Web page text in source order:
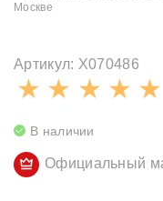
Москве
Артикул: X070486
В наличии
Официальный